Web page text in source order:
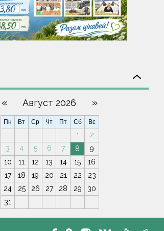
« Август 2026 »
Пн Вт Ср Чт Пт Сб Вс
1
2
3
4 5 6 7 8
9
10
11 12 13 14 15
16
17
18 19 20 21 22
23
24
25 26 27 28 29
30
31